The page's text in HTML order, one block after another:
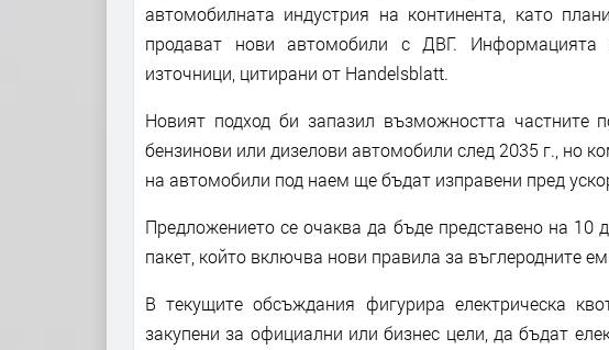
автомобилната индустрия на континента, като
продават нови автомобили с ДВГ. Информацията
източници, цитирани от Handelsblatt.
Новият подход би запазил възможността частните
бензинови или дизелови автомобили след 2035 г., но
на автомобили под наем ще бъдат изправени пред
Предложението се очаква да бъде представено на 10
пакет, който включва нови правила за въглеродните
В текущите обсъждания фигурира електрическа
закупени за официални или бизнес цели, да бъдат